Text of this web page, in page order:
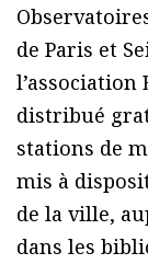
de Paris et
l’association
distribué
stations de
mis à
de la ville,
dans les